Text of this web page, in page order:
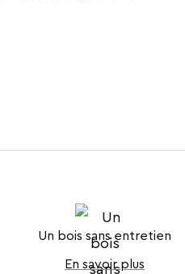
Un bois sans entretien
En savoir plus